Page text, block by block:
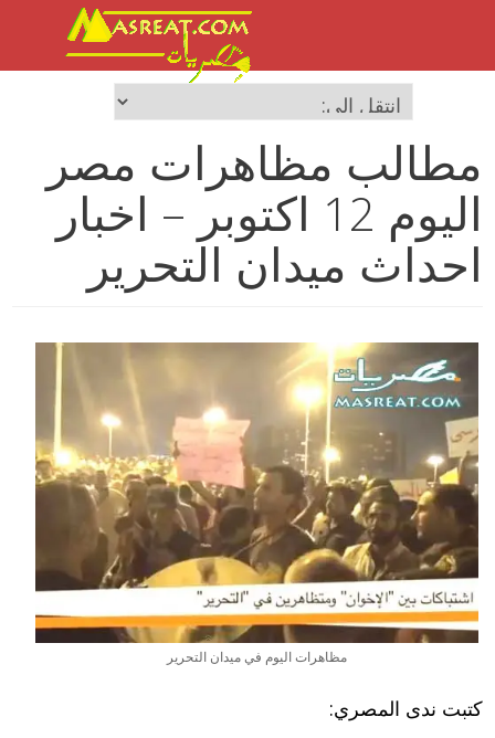
مطالب مظاهرات مصر
اليوم 12 اكتوبر – اخبار
احداث ميدان التحرير
مظاهرات اليوم في ميدان التحرير
كتبت ندى المصري: